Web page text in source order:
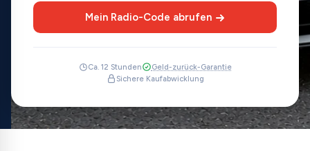
Mein Radio-Code abrufen
Ca. 12 Stunden
Geld-zurück-Garantie
Sichere Kaufabwicklung